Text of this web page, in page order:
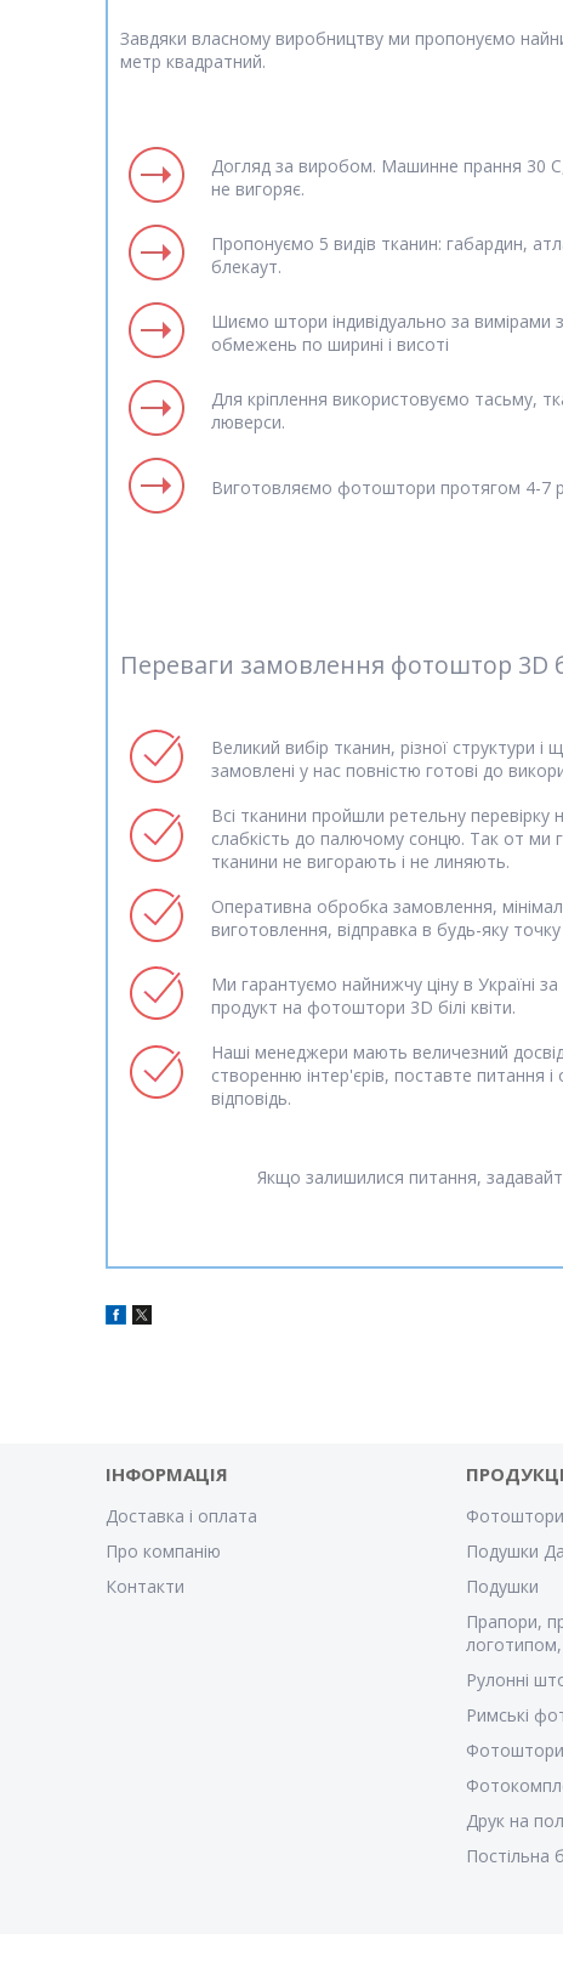
Завдяки власному виробництву ми пропонуємо
метр квадратний.
Догляд за виробом. Машинне прання 30
не вигоряє.
Пропонуємо 5 видів тканин: габардин,
блекаут.
Шиємо штори індивідуально за вимірами
обмежень по ширині і висоті
Для кріплення використовуємо тасьму,
люверси.
Виготовляємо фотоштори протягом 4-7
Переваги замовлення фотоштор 3D
Великий вибір тканин, різної структури і
замовлені у нас повністю готові до
Всі тканини пройшли ретельну перевірку
слабкість до палючому сонцю. Так от ми
тканини не вигорають і не линяють.
Оперативна обробка замовлення,
виготовлення, відправка в будь-яку точку
Ми гарантуємо найнижчу ціну в Україні
продукт на фотоштори 3D білі квіти.
Наші менеджери мають величезний
створенню інтер'єрів, поставте питання
відповідь.
Якщо залишилися питання,
ІНФОРМАЦІЯ
Доставка і оплата
Про компанію
Контакти
Фотоштори
Подушки
Подушки
Прапори,
логотипом,
Рулонні
Римські
Фотоштори
Друк на
Постільна